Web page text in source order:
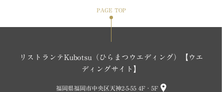
PAGE TOP
リストランテKubotsu（ひらまつウエディング）【ウエ
ディングサイト】
福岡県福岡市中央区天神2-5-55 4F・5F